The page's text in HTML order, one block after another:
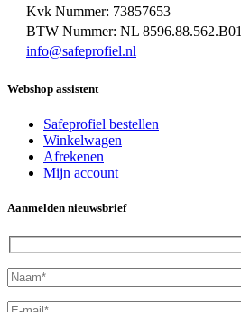
Kvk Nummer: 73857653
BTW Nummer: NL 8596.88.562.B01
info@safeprofiel.nl
Webshop assistent
Safeprofiel bestellen
Winkelwagen
Afrekenen
Mijn account
Aanmelden nieuwsbrief